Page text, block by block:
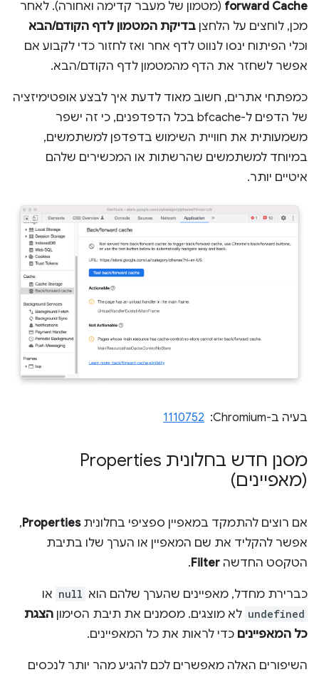
forward Cache (מטמון של מעבר קדימה ואחורה). לאחר
מכן, לוחצים על הלחצן בדיקת המטמון לדף הקודם/הבא
וכלי הפיתוח ינסו לנווט לדף אחר ואז לחזור כדי לקבוע אם
אפשר לשחזר את הדף מהמטמון לדף הקודם/הבא.
כמפתחי אתרים, חשוב מאוד לדעת איך לבצע אופטימיזציה
של הדפים ל-bfcache בכל הדפדפנים, כי זה ישפר
משמעותית את חוויית השימוש בדפדפן למשתמשים,
במיוחד למשתמשים שהרשתות או המכשירים שלהם
איטיים יותר.
בעיה ב-Chromium: ‏ 1110752
מסנן חדש בחלונית Properties
(מאפיינים)
אם רוצים להתמקד במאפיין ספציפי בחלוניתProperties
,
אפשר להקליד את שם המאפיין או הערך שלו בתיבת
הטקסט החדשה Filter
.
כברירת מחדל, מאפיינים שהערך שלהם הוא null או
undefined לא מוצגים. מסמנים את תיבת הסימון הצגת
כל המאפיינים כדי לראות את כל המאפיינים.
השיפורים האלה מאפשרים לכם להגיע מהר יותר לנכסים